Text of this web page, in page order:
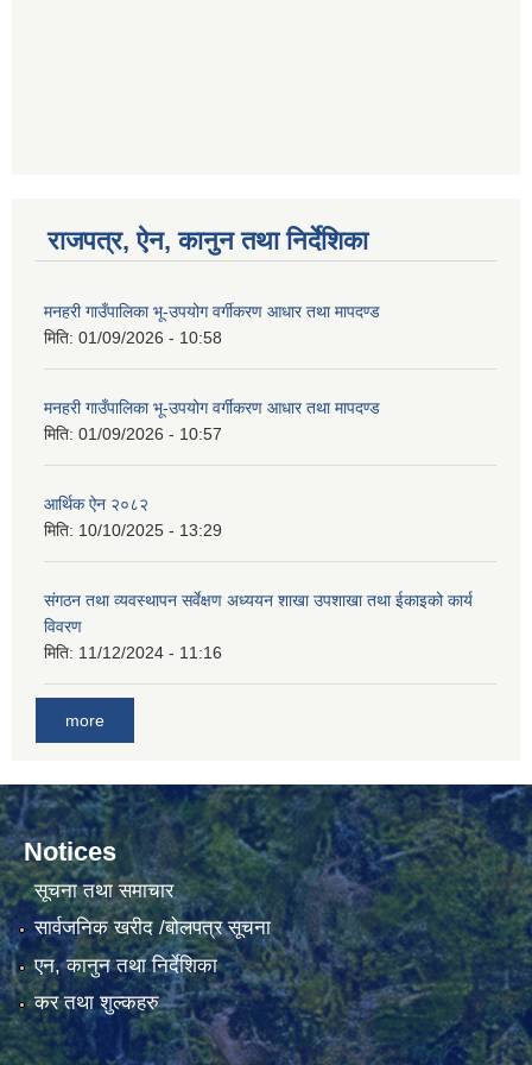
राजपत्र, ऐन, कानुन तथा निर्देशिका
मनहरी गाउँपालिका भू-उपयोग वर्गीकरण आधार तथा मापदण्ड
मिति: 01/09/2026 - 10:58
मनहरी गाउँपालिका भू-उपयोग वर्गीकरण आधार तथा मापदण्ड
मिति: 01/09/2026 - 10:57
आर्थिक ऐन २०८२
मिति: 10/10/2025 - 13:29
संगठन तथा व्यवस्थापन सर्वेक्षण अध्ययन शाखा उपशाखा तथा ईकाइको कार्य
विवरण
मिति: 11/12/2024 - 11:16
more
Notices
सूचना तथा समाचार
सार्वजनिक खरीद /बोलपत्र सूचना
एन, कानुन तथा निर्देशिका
कर तथा शुल्कहरु